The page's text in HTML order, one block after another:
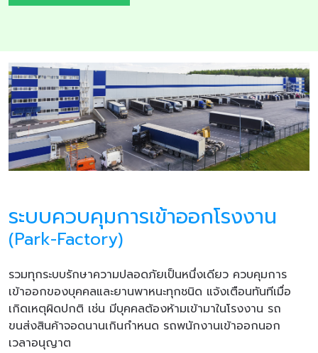
ระบบควบคุมการเข้าออกโรงงาน
(Park-Factory)
รวมทุกระบบรักษาความปลอดภัยเป็นหนึ่งเดียว ควบคุมการ
เข้าออกของบุคคลและยานพาหนะทุกชนิด แจ้งเตือนทันทีเมื่อ
เกิดเหตุผิดปกติ เช่น มีบุคคลต้องห้ามเข้ามาในโรงงาน รถ
ขนส่งสินค้าจอดนานเกินกำหนด รถพนักงานเข้าออกนอก
เวลาอนุญาต